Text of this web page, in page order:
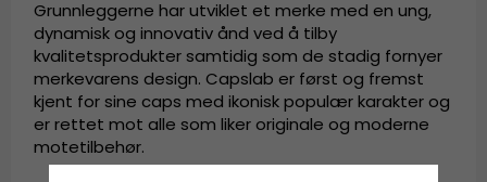
Grunnleggerne har utviklet et merke med en ung,
dynamisk og innovativ ånd ved å tilby
kvalitetsprodukter samtidig som de stadig fornyer
merkevarens design. Capslab er først og fremst
kjent for sine caps med ikonisk populær karakter og
er rettet mot alle som liker originale og moderne
motetilbehør.